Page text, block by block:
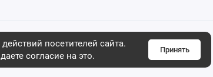
посетителей сайта.
согласие на это.
Принять